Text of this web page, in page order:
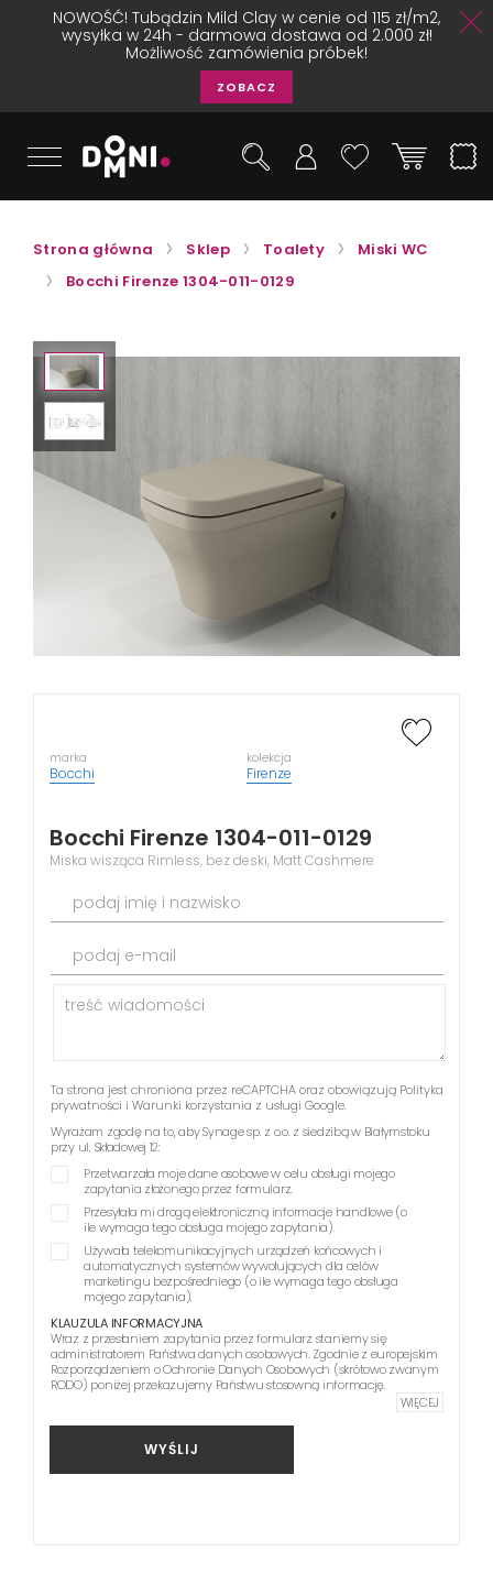
NOWOŚĆ! Tubądzin Mild Clay w cenie od 115 zł/m2,
wysyłka w 24h - darmowa dostawa od 2.000 zł!
Możliwość zamówienia próbek!
ZOBACZ
Strona główna Sklep Toalety
Miski WC
Bocchi Firenze 1304-011-0129
marka
Bocchi
kolekcja
Firenze
Bocchi Firenze 1304-011-0129
Miska wisząca Rimless, bez deski, Matt Cashmere
podaj imię i nazwisko
podaj e-mail
Ta strona jest chroniona przez reCAPTCHA oraz obowiązują Polityka
prywatności i Warunki korzystania z usługi Google.
Wyrażam zgodę na to, aby Synage sp. z o.o. z siedzibą w Białymstoku
przy ul. Składowej 12:
Przetwarzała moje dane osobowe w celu obsługi mojego
zapytania złożonego przez formularz.
Przesyłała mi drogą elektroniczną informacje handlowe (o
ile wymaga tego obsługa mojego zapytania).
Używała telekomunikacyjnych urządzeń końcowych i
automatycznych systemów wywołujących dla celów
marketingu bezpośredniego (o ile wymaga tego obsługa
mojego zapytania).
KLAUZULA INFORMACYJNA
Wraz z przesłaniem zapytania przez formularz staniemy się
administratorem Państwa danych osobowych. Zgodnie z europejskim
Rozporządzeniem o Ochronie Danych Osobowych (skrótowo zwanym
RODO) poniżej przekazujemy Państwu stosowną informację.
WIĘCEJ
WYŚLIJ